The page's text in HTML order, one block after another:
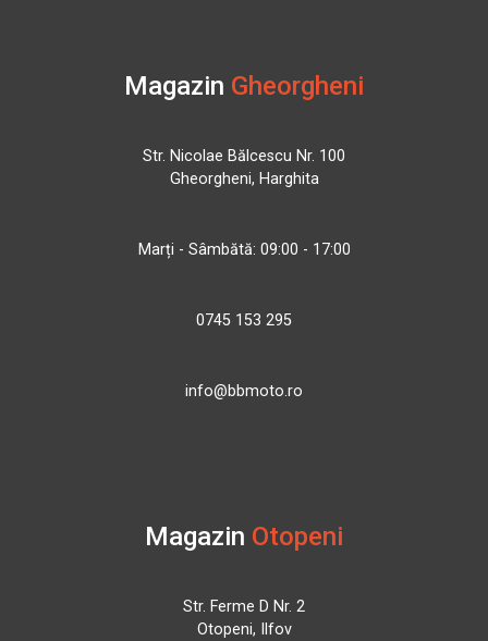
Magazin Gheorgheni
Str. Nicolae Bălcescu Nr. 100
Gheorgheni, Harghita
Marți - Sâmbătă: 09:00 - 17:00
0745 153 295
info@bbmoto.ro
Magazin Otopeni
Str. Ferme D Nr. 2
Otopeni, Ilfov